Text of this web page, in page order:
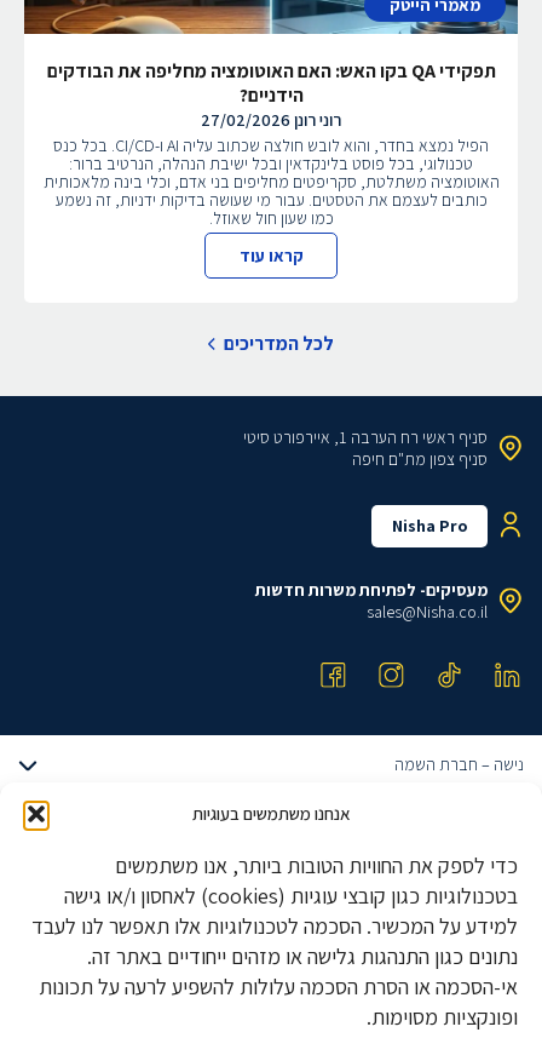
אנחנו משתמשים בעוגיות
כדי לספק את החוויות הטובות ביותר, אנו משתמשים
בטכנולוגיות כגון קובצי עוגיות (cookies) לאחסון ו/או גישה
למידע על המכשיר. הסכמה לטכנולוגיות אלו תאפשר לנו לעבד
נתונים כגון התנהגות גלישה או מזהים ייחודיים באתר זה.
אי-הסכמה או הסרת הסכמה עלולות להשפיע לרעה על תכונות
ופונקציות מסוימות.
מאמרי הייטק
תפקידי QA בקו האש: האם האוטומציה מחליפה את הבודקים
הידניים?
רוני רונן 27/02/2026
הפיל נמצא בחדר, והוא לובש חולצה שכתוב עליה AI ו-CI/CD. בכל כנס
טכנולוגי, בכל פוסט בלינקדאין ובכל ישיבת הנהלה, הנרטיב ברור:
האוטומציה משתלטת, סקריפטים מחליפים בני אדם, וכלי בינה מלאכותית
כותבים לעצמם את הטסטים. עבור מי שעושה בדיקות ידניות, זה נשמע
כמו שעון חול שאוזל.
קראו עוד
לכל המדריכים
סניף ראשי רח הערבה 1, איירפורט סיטי
סניף צפון מת"ם חיפה
Nisha Pro
מעסיקים- לפתיחת משרות חדשות
sales@Nisha.co.il
נישה – חברת השמה
טבלאות שכר
מגייסים עובדים?
סוכן חכם
בלוג מאמרים
צרו קשר
דרושים מתכנתים
דרושים QA ובודקי תוכנה
דרושים UX UI
דרושים סייבר
דרושים חומרה
משרות הייטק מבוקשות
פיתוח אלגוריתמים
מהנדסי חומרה
BI Developer
דרושים רוקחים
דרושים אבטחת איכות ואמינות